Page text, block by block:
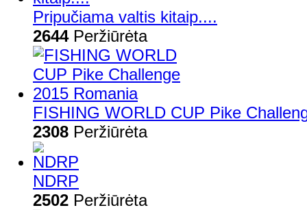
Pripučiama valtis kitaip....
2644Peržiūrėta
FISHING WORLD CUP Pike
2308 Peržiūrėta
NDRP
2502 Peržiūrėta